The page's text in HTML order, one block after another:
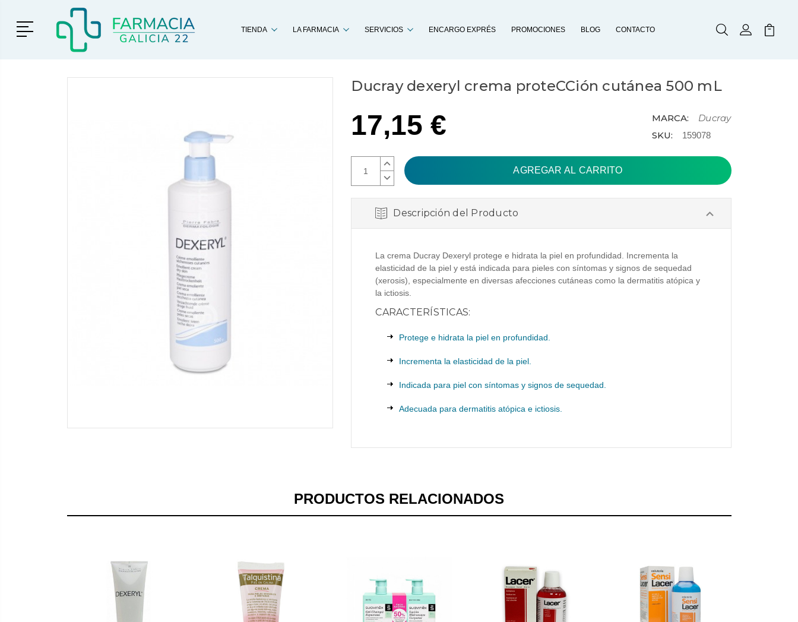
Menú TIENDA LA FARMACIA SERVICIOS ENCARGO EXPRÉS PROMOCIONES BLOG CONTACTO BuscarMi Cuenta
Mi
Ducray dexeryl crema proteCCión cutánea 500 mL
17,15 €
AUMENTAR
CANTIDAD:
DISMINUIR
CANTIDAD:
MARCA:
Ducray
SKU:
159078
Descripción del Producto
La crema Ducray Dexeryl protege e hidrata la piel en profundidad. Incrementa la
elasticidad de la piel y está indicada para pieles con síntomas y signos de sequedad
(xerosis), especialmente en diversas afecciones cutáneas como la dermatitis atópica y
la ictiosis.
CARACTERÍSTICAS:
Protege e hidrata la piel en profundidad.
Incrementa la elasticidad de la piel.
Indicada para piel con síntomas y signos de sequedad.
Adecuada para dermatitis atópica e ictiosis.
PRODUCTOS RELACIONADOS